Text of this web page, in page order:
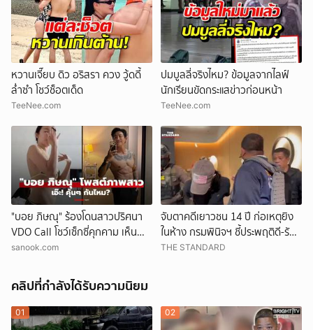
หวานเจี๊ยบ ดิว อริสรา ควง วู้ดดี้
ล่ำซำ โชว์ช็อตเด็ด
TeeNee.com
ปมบูลลี่จริงไหม? ข้อมูลจากไลฟ์
นักเรียนขัดกระแสข่าวก่อนหน้า
TeeNee.com
"บอย ภิษณุ" ร้องโดนสาวปริศนา
VDO Call โชว์เซ็กซี่คุกคาม เห็น
ภาพพีกสุดตอนเฉลย!
sanook.com
จับตาคดีเยาวชน 14 ปี ก่อเหตุยิง
ในห้าง กรมพินิจฯ ชี้ประพฤติดี-รับ
การรักษาต่อเนื่อง ประเมินปล่อยตัว
THE STANDARD
คลิปที่กำลังได้รับความนิยม
01 02